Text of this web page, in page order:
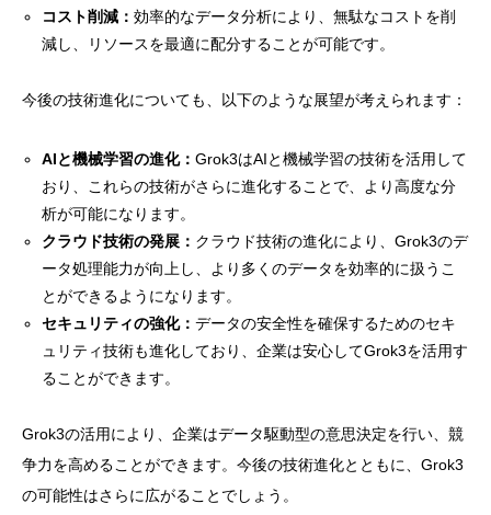
コスト削減：効率的なデータ分析により、無駄なコストを削
減し、リソースを最適に配分することが可能です。
今後の技術進化についても、以下のような展望が考えられます：
AIと機械学習の進化：Grok3はAIと機械学習の技術を活用して
おり、これらの技術がさらに進化することで、より高度な分
析が可能になります。
クラウド技術の発展： クラウド技術の進化により、Grok3のデ
ータ処理能力が向上し、より多くのデータを効率的に扱うこ
とができるようになります。
セキュリティの強化：データの安全性を確保するためのセキ
ュリティ技術も進化しており、企業は安心してGrok3を活用す
ることができます。
Grok3の活用により、企業はデータ駆動型の意思決定を行い、競
争力を高めることができます。今後の技術進化とともに、Grok3
の可能性はさらに広がることでしょう。